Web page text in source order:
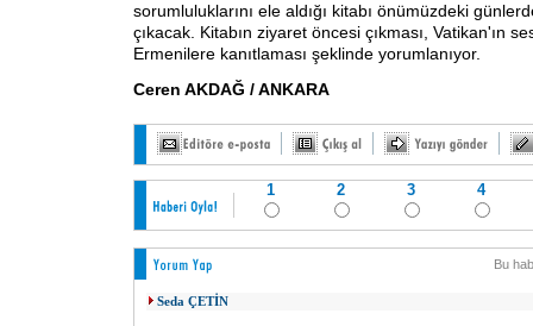
sorumluluklarını ele aldığı kitabı önümüzdeki
çıkacak. Kitabın ziyaret öncesi çıkması, Vatikan'ın
Ermenilere kanıtlaması şeklinde yorumlanıyor.
Ceren AKDAĞ / ANKARA
1 2 3 4
Bu
Seda ÇETİN